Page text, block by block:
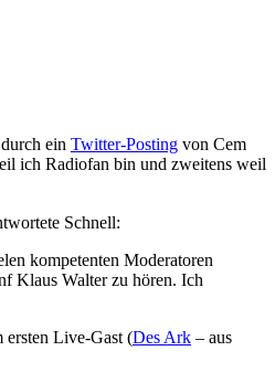
ein Twitter-Posting von Cem
ich Radiofan bin und zweitens weil
Schnell:
kompetenten Moderatoren
Klaus Walter zu hören. Ich
ersten Live-Gast (Des Ark – aus